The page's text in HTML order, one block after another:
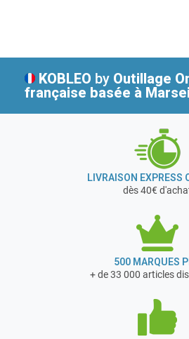
KOBLEO by Outillage
française basée à
LIVRAISON EXPRESS
dès 40€
500 MARQUES
+ de 33 000 articles